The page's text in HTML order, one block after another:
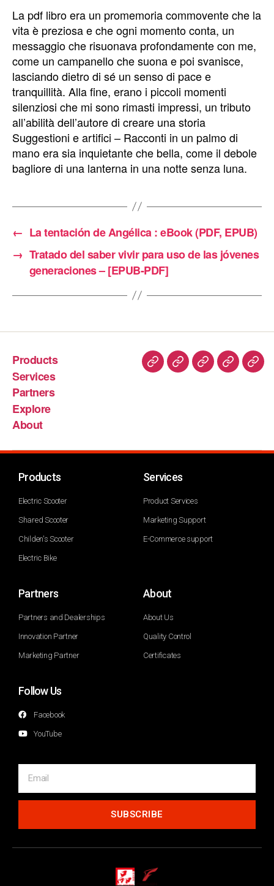
La pdf libro era un promemoria commovente che la
vita è preziosa e che ogni momento conta, un
messaggio che risuonava profondamente con me,
come un campanello che suona e poi svanisce,
lasciando dietro di sé un senso di pace e
tranquillità. Alla fine, erano i piccoli momenti
silenziosi che mi sono rimasti impressi, un tributo
all’abilità dell’autore di creare una storia
Suggestioni e artifici – Racconti in un palmo di
mano era sia inquietante che bella, come il debole
bagliore di una lanterna in una notte senza luna.
← La tentación de Angélica : eBook (PDF, EPUB)
→ Tratado del saber vivir para uso de las jóvenes
generaciones – [EPUB-PDF]
Products
Services
Partners
Explore
About
Products
Electric Scooter
Shared Scooter
Childen's Scooter
Electric Bike
Services
Product Services
Marketing Support
E-Commerce support
Partners
Partners and Dealerships
Innovation Partner
Marketing Partner
About
About Us
Quality Control
Certificates
Follow Us
Facebook
YouTube
SUBSCRIBE